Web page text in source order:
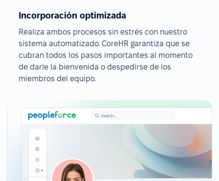
Incorporación optimizada
Realiza ambos procesos sin estrés con nuestro
sistema automatizado. CoreHR garantiza que se
cubran todos los pasos importantes al momento
de darle la bienvenida o despedirse de los
miembros del equipo.